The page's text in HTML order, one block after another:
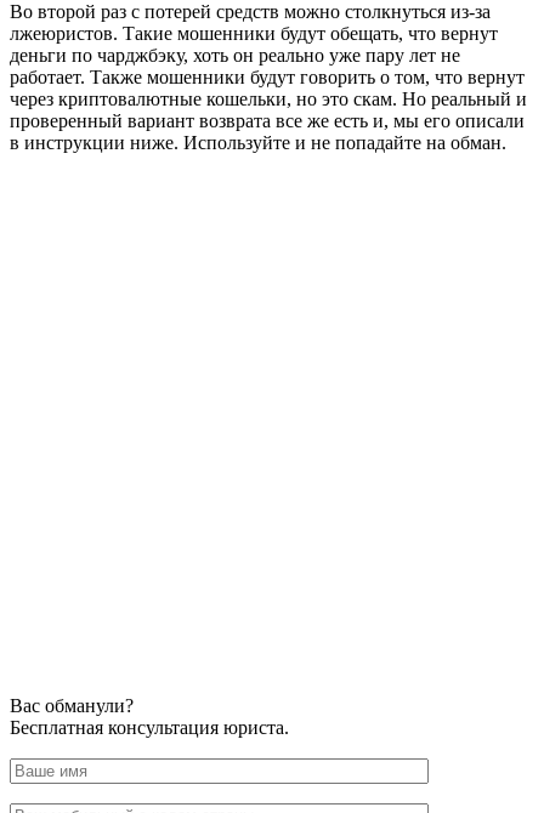
Во второй раз с потерей средств можно столкнуться из-за
лжеюристов. Такие мошенники будут обещать, что вернут
деньги по чарджбэку, хоть он реально уже пару лет не
работает. Также мошенники будут говорить о том, что вернут
через криптовалютные кошельки, но это скам. Но реальный и
проверенный вариант возврата все же есть и, мы его описали
в инструкции ниже. Используйте и не попадайте на обман.
Вас обманули?
Бесплатная консультация юриста.